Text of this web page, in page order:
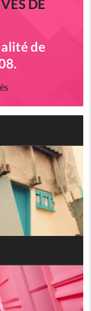
DE
de